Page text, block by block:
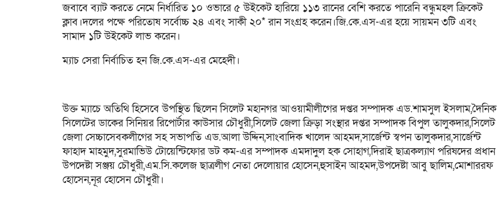
জবাবে ব্যাট করতে নেমে নির্ধারিত ১০ ওভারে ৫ উইকেট হারিয়ে ১১৩ রানের বেশি করতে পারেনি বন্ধুমহল ক্রিকেট
ক্লাব।দলের পক্ষে পরিতোষ সর্বোচ্চ ২৪ এবং সাকী ২০* রান সংগ্রহ করেন।জি.কে.এস-এর হয়ে সায়মন ৩টি এবং
সামাদ ১টি উইকেট লাভ করেন।
ম্যাচ সেরা নির্বাচিত হন জি.কে.এস-এর মেহেদী।
উক্ত ম্যাচে অতিথি হিসেবে উপস্থিত ছিলেন সিলেট মহানগর আওয়ামীলীগের দপ্তর সম্পাদক এড.শামসুল ইসলাম,দৈনিক
সিলেটের ডাকের সিনিয়র রিপোর্টার কাউসার চৌধুরী,সিলেট জেলা ক্রিড়া সংস্থার দপ্তর সম্পাদক বিপুল তালুকদার,সিলেট
জেলা সেচ্চাসেবকলীগের সহ সভাপতি এড.আলা উদ্দিন,সাংবাদিক খালেদ আহমদ,সার্জেন্ট স্বপন তালুকদার,সার্জেন্ট
ফাহাদ মাহমুদ,সুরমাভিউ টোয়েন্টিফোর ডট কম-এর সম্পাদক এমদাদুল হক সোহাগ,দিরাই ছাত্রকল্যাণ পরিষদের প্রধান
উপদেষ্টা সঞ্জয় চৌধুরী,এম.সি.কলেজ ছাত্রলীগ নেতা দেলোয়ার হোসেন,হুসাইন আহমদ,উপদেষ্টা আবু ছালিম,মোশাররফ
হোসেন,নূর হোসেন চৌধুরী।